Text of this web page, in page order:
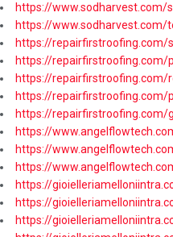
https://www.sodharvest.com/
https://www.sodharvest.com/
https://repairfirstroofing.com/
https://repairfirstroofing.com/
https://repairfirstroofing.com/
https://repairfirstroofing.com/
https://
https://
https://
https://
https://
https://
https://